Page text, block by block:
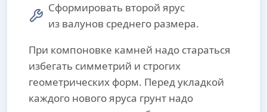
Сформировать второй ярус
из валунов среднего размера.
При компоновке камней надо стараться
избегать симметрий и строгих
геометрических форм. Перед укладкой
каждого нового яруса грунт надо